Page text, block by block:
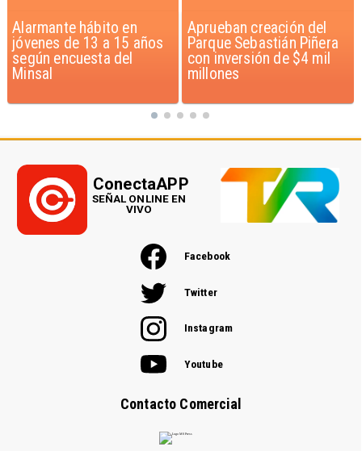
Aprueban creación del
Parque Sebastián Piñera
con inversión de $4 mil
millones
Claudio Bravo baja la
euforia sobre fichaje de
Vozinha
Facebook
Twitter
Instagram
Youtube
Contacto Comercial
ConectaAPP
SEÑAL ONLINE EN
VIVO